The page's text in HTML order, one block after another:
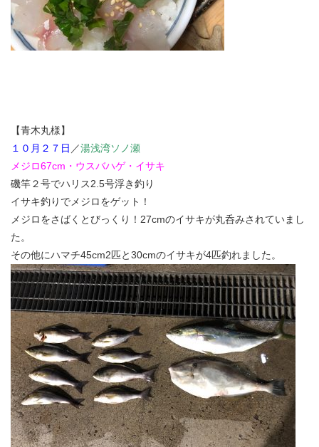
【青木丸様】
１０月２７日 ／湯浅湾ソノ瀬
メジロ67cm・ウスバハゲ・イサキ
磯竿２号でハリス2.5号浮き釣り
イサキ釣りでメジロをゲット！
メジロをさばくとびっくり！27cmのイサキが丸呑みされていまし
た。
その他にハマチ45cm2匹と30cmのイサキが4匹釣れました。